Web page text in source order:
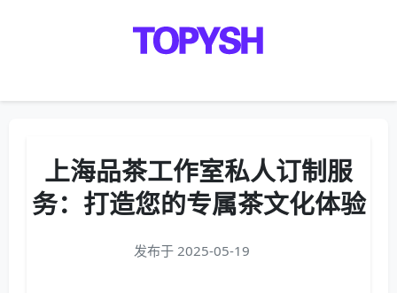
上海品茶工作室私人订制服
务：打造您的专属茶文化体验
发布于 2025-05-19